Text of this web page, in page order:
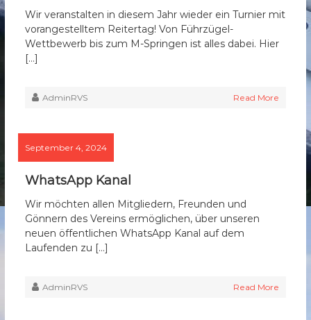
Wir veranstalten in diesem Jahr wieder ein Turnier mit
vorangestelltem Reitertag! Von Führzügel-
Wettbewerb bis zum M-Springen ist alles dabei. Hier
[…]
AdminRVS Read More
September 4, 2024
WhatsApp Kanal
Wir möchten allen Mitgliedern, Freunden und
Gönnern des Vereins ermöglichen, über unseren
neuen öffentlichen WhatsApp Kanal auf dem
Laufenden zu […]
AdminRVS Read More